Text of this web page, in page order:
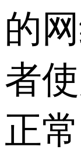
的
者
正